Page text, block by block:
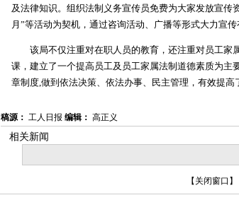
及法律知识。组织法制义务宣传员免费为大家发放宣传
月”等活动为契机，通过咨询活动、广播等形式大力宣传
该局不仅注重对在职人员的教育，还注重对员工家
课，建立了一个提高员工及员工家属法制道德素质为主
章制度,做到依法决策、依法办事、民主管理，有效提高
稿源： 工人日报 编辑： 高正义
相关新闻
【 关闭窗口 】